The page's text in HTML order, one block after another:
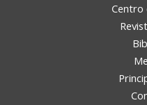
Centro